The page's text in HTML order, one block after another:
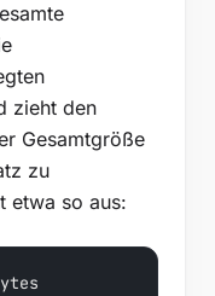
zieht den
Gesamtgröße
zu
etwa so aus: